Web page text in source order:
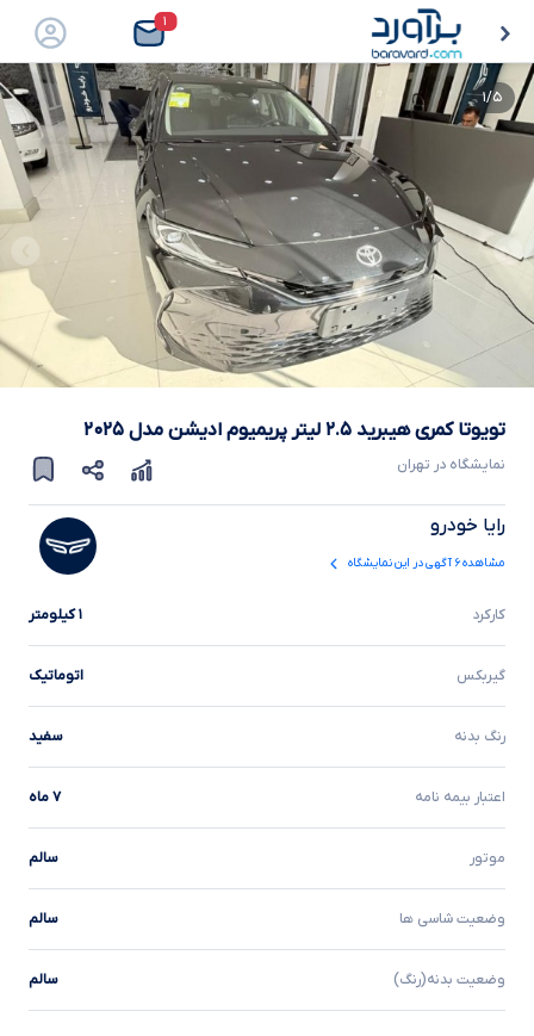
۱
۱/۵
تویوتا کمری هیبرید ۲.۵ لیتر پریمیوم ادیشن مدل ۲۰۲۵
نمایشگاه در تهران
رایا خودرو
مشاهده۶ آگهی در این نمایشگاه
کارکرد ۱ کیلومتر
گیربکس اتوماتیک
رنگ بدنه سفید
اعتبار بیمه نامه ۷ ماه
موتور سالم
وضعیت شاسی ها سالم
وضعیت بدنه(رنگ) سالم